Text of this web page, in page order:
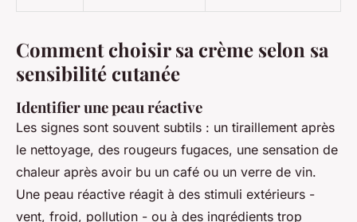
Comment choisir sa crème selon sa
sensibilité cutanée
Identifier une peau réactive
Les signes sont souvent subtils : un tiraillement après
le nettoyage, des rougeurs fugaces, une sensation de
chaleur après avoir bu un café ou un verre de vin.
Une peau réactive réagit à des stimuli extérieurs -
vent, froid, pollution - ou à des ingrédients trop